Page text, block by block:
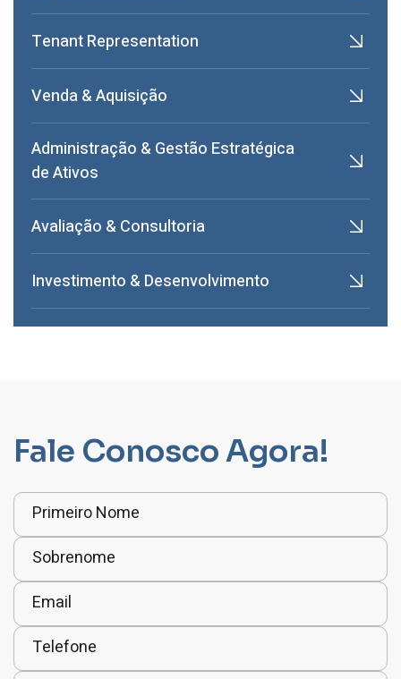
Tenant Representation
Venda & Aquisição
Administração & Gestão Estratégica
de Ativos
Avaliação & Consultoria
Investimento & Desenvolvimento
Fale Conosco Agora!